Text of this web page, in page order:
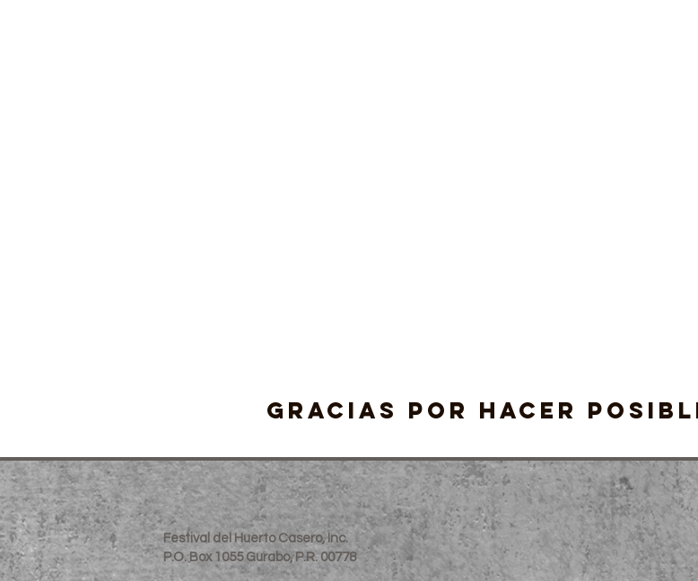
Gracias por hacer
Festival del Huerto Casero, Inc.
P.O. Box 1055 Gurabo, P.R. 00778